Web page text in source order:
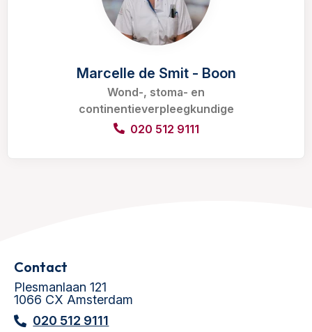
Marcelle de Smit - Boon
Wond-, stoma- en
continentieverpleegkundige
020 512 9111
Contact
Plesmanlaan 121
1066 CX Amsterdam
020 512 9111